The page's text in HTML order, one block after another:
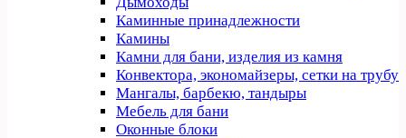
Каминные принадлежности
Камины
Камни для бани, изделия из камня
Конвектора, экономайзеры, сетки на трубу
Мангалы, барбекю, тандыры
Мебель для бани
Оконные блоки